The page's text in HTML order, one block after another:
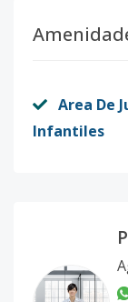
Area De
Infantiles